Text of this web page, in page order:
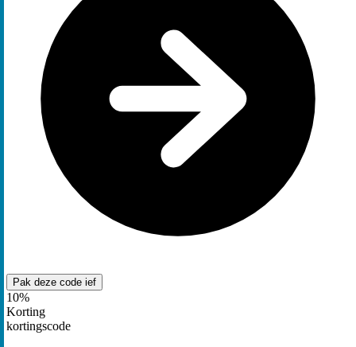
Pak deze code ief
10%
Korting
kortingscode